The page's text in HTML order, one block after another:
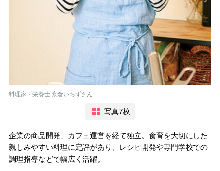
料理家・栄養士 永倉いちずさん
写真7枚
企業の商品開発、カフェ運営を経て独立。食育を大切にした
親しみやすい料理に定評があり、レシピ開発や専門学校での
調理指導などで幅広く活躍。